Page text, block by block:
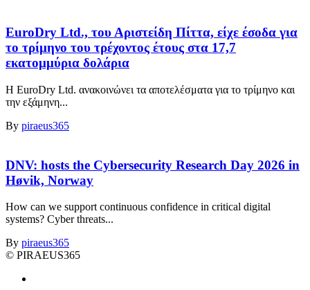
EuroDry Ltd., του Αριστείδη Πίττα, είχε έσοδα για
το τρίμηνο του τρέχοντος έτους στα 17,7
εκατομμύρια δολάρια
Η EuroDry Ltd. ανακοινώνει τα αποτελέσματα για το τρίμηνο και
την εξάμηνη...
By piraeus365
DNV: hosts the Cybersecurity Research Day 2026 in
Høvik, Norway
How can we support continuous confidence in critical digital
systems? Cyber threats...
By piraeus365
© PIRAEUS365